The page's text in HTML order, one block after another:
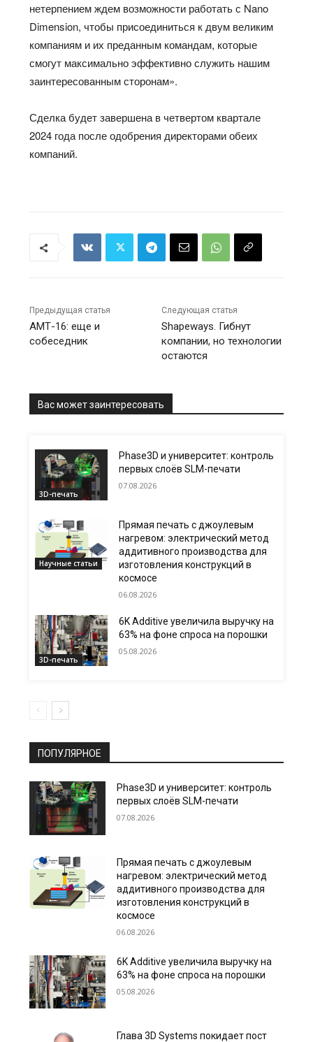
нетерпением ждем возможности работать с Nano
Dimension, чтобы присоединиться к двум великим
компаниям и их преданным командам, которые
смогут максимально эффективно служить нашим
заинтересованным сторонам».
Сделка будет завершена в четвертом квартале
2024 года после одобрения директорами обеих
компаний.
Предыдущая статья
АМТ-16: еще и
собеседник
Следующая статья
Shapeways. Гибнут
компании, но технологии
остаются
Вас может заинтересовать
3D-печать
Phase3D и университет: контроль
первых слоёв SLM-печати
07.08.2026
Научные статьи
Прямая печать с джоулевым
нагревом: электрический метод
аддитивного производства для
изготовления конструкций в
космосе
06.08.2026
3D-печать
6K Additive увеличила выручку на
63% на фоне спроса на порошки
05.08.2026
ПОПУЛЯРНОЕ
Phase3D и университет: контроль
первых слоёв SLM-печати
07.08.2026
Прямая печать с джоулевым
нагревом: электрический метод
аддитивного производства для
изготовления конструкций в
космосе
06.08.2026
6K Additive увеличила выручку на
63% на фоне спроса на порошки
05.08.2026
Глава 3D Systems покидает пост